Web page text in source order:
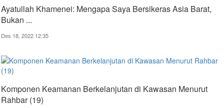
Ayatullah Khamenei: Mengapa Saya Bersikeras Asia Barat,
Bukan ...
Des 18, 2022 12:35
Komponen Keamanan Berkelanjutan di Kawasan Menurut
Rahbar (19)